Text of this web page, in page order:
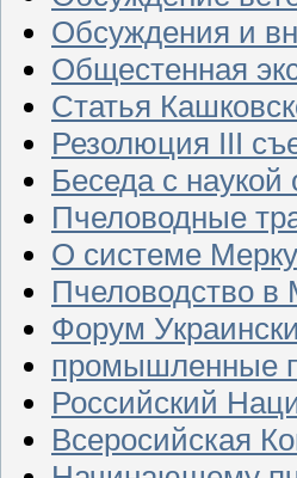
Обсуждения и
Общестенная
Статья
Резолюция III
Беседа с наукой
Пчеловодные
О системе
Пчеловодство
Форум
промышленные
Российский
Всеросийская